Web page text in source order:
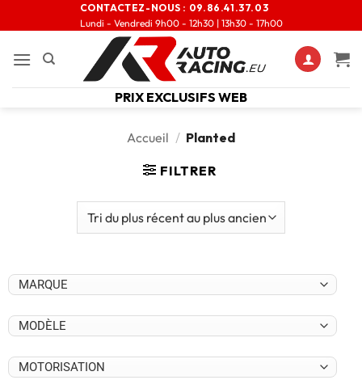
CONTACTEZ-NOUS : 09.86.41.37.03
Lundi - Vendredi 9h00 - 12h30 | 13h30 - 17h00
PRIX EXCLUSIFS WEB
Accueil / Planted
FILTRER